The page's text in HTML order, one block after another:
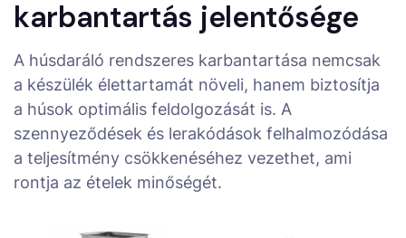
karbantartás jelentősége
A húsdaráló rendszeres karbantartása nemcsak
a készülék élettartamát növeli, hanem biztosítja
a húsok optimális feldolgozását is. A
szennyeződések és lerakódások felhalmozódása
a teljesítmény csökkenéséhez vezethet, ami
rontja az ételek minőségét.